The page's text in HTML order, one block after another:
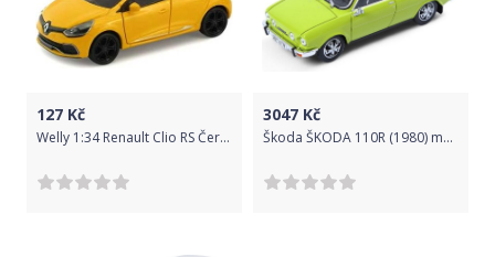
127 Kč
Welly 1:34 Renault Clio RS Červená
3047 Kč
Škoda ŠKODA 110R (1980) model 1:18